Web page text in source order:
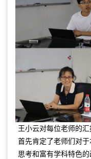
王小云对每位老师的
首先肯定了老师们对
思考和富有学科特色